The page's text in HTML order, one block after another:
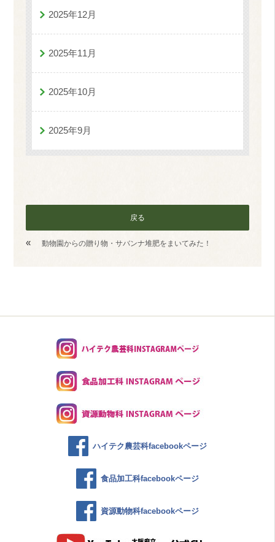
2025年12月
2025年11月
2025年10月
2025年9月
戻る
« 動物園からの贈り物・サバンナ堆肥をまいてみた！
ハイテク農芸科facebookページ
食品加工科facebookページ
資源動物科facebookページ